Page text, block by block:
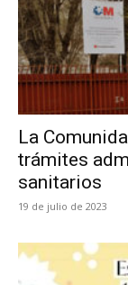
La
trámites
sanitarios
19 de julio de 2023